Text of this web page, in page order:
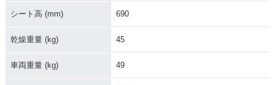
シート高 (mm) 690
乾燥重量 (kg) 45
車両重量 (kg) 49